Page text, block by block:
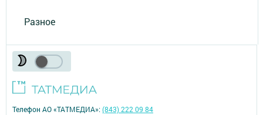
Разное
Телефон АО «ТАТМЕДИА»:(843) 222 09 84